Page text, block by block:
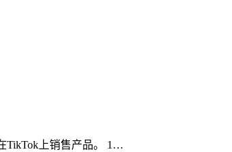
TikTok上销售产品。 1…